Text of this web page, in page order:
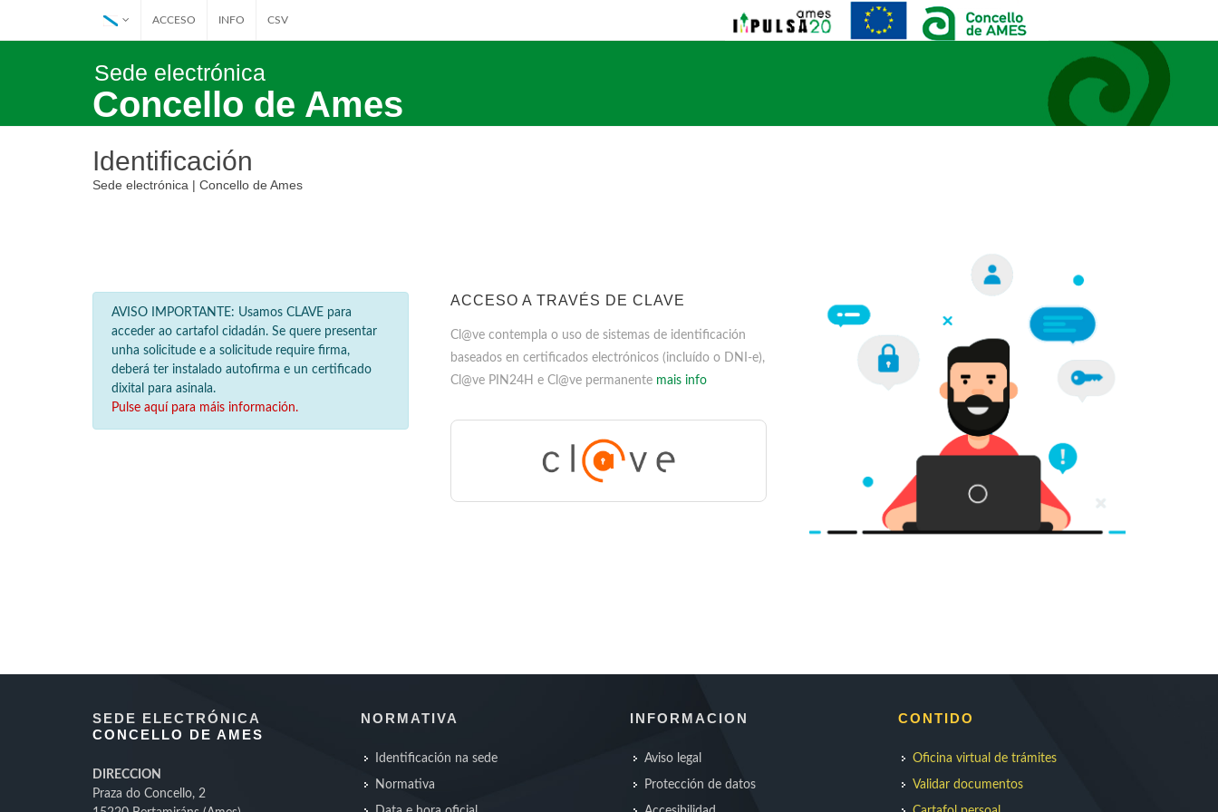
ACCESO INFO CSV
Sede electrónica
Concello de Ames
Identificación
Sede electrónica | Concello de Ames
AVISO IMPORTANTE: Usamos CLAVE para
acceder ao cartafol cidadán. Se quere presentar
unha solicitude e a solicitude require firma,
deberá ter instalado autofirma e un certificado
dixital para asinala.
Pulse aquí para máis información.
ACCESO A TRAVÉS DE CLAVE
Cl@ve contempla o uso de sistemas de identificación
baseados en certificados electrónicos (incluído o DNI-e),
Cl@ve PIN24H e Cl@ve permanente mais info
SEDE ELECTRÓNICA
CONCELLO DE AMES
DIRECCION
Praza do Concello, 2
NORMATIVA
Identificación na sede
Normativa
INFORMACION
Aviso legal
Protección de datos
CONTIDO
Oficina virtual de trámites
Validar documentos